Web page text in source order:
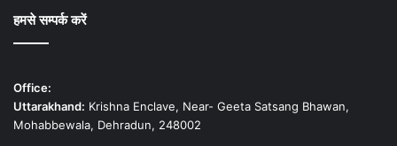
हमसे सम्पर्क करें
Office:
Uttarakhand: Krishna Enclave, Near- Geeta Satsang Bhawan,
Mohabbewala, Dehradun, 248002